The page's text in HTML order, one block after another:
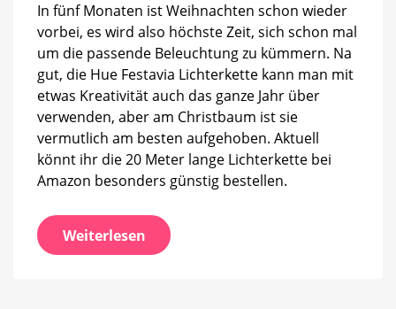
In fünf Monaten ist Weihnachten schon wieder
vorbei, es wird also höchste Zeit, sich schon mal
um die passende Beleuchtung zu kümmern. Na
gut, die Hue Festavia Lichterkette kann man mit
etwas Kreativität auch das ganze Jahr über
verwenden, aber am Christbaum ist sie
vermutlich am besten aufgehoben. Aktuell
könnt ihr die 20 Meter lange Lichterkette bei
Amazon besonders günstig bestellen.
Weiterlesen